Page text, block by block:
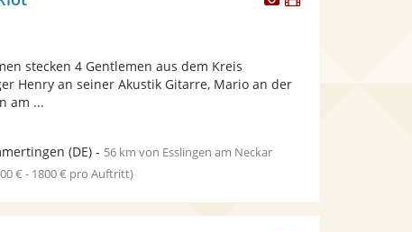
stecken 4 Gentlemen aus dem Kreis
Henry an seiner Akustik Gitarre, Mario an der
am ...
(DE)- 56 km von Esslingen am Neckar
€ - 1800 € pro Auftritt)